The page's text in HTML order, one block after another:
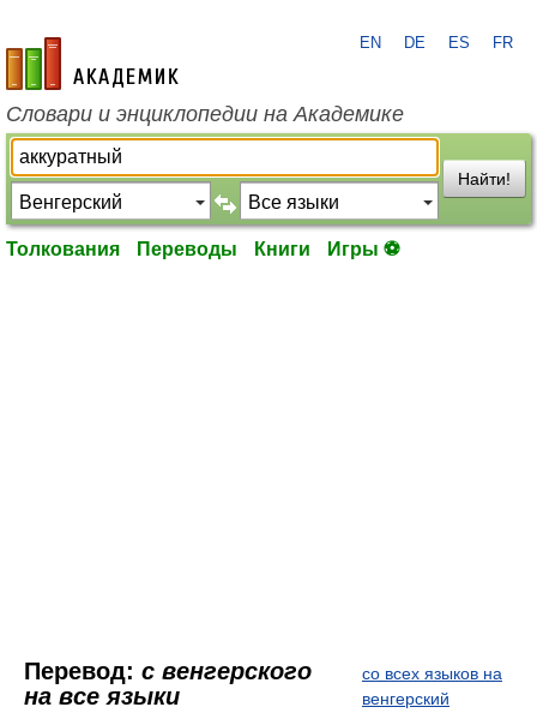
academic.ru
EN DE ES FR
Словари и энциклопедии на Академике
Найти!
Толкования Переводы Книги Игры ⚽
Перевод: с венгерского
на все языки
со всех языков на
венгерский